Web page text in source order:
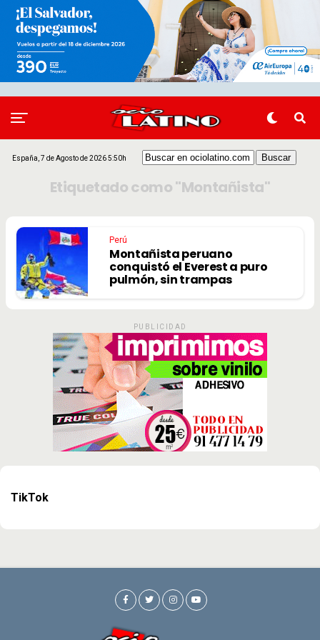
España, 7 de Agosto de 2026 5:50h
Etiquetado como "Montañista"
Perú
Montañista peruano
conquistó el Everest a puro
pulmón, sin trampas
PUBLICIDAD
TikTok